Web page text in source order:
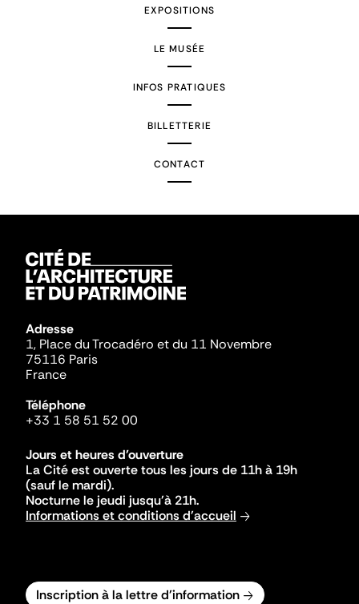
EXPOSITIONS
LE MUSÉE
INFOS PRATIQUES
BILLETTERIE
CONTACT
Adresse
1, Place du Trocadéro et du 11 Novembre
75116 Paris
France
Téléphone
+33 1 58 51 52 00
Jours et heures d'ouverture
La Cité est ouverte tous les jours de 11h à 19h
(sauf le mardi).
Nocturne le jeudi jusqu'à 21h.
Informations et conditions d'accueil
Inscription à la lettre d'information